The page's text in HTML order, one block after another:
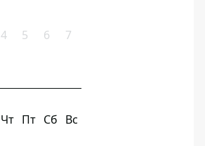
4 5 6 7
Чт Пт Сб Вс